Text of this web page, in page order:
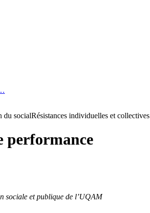
du socialRésistances individuelles et collectives
performance
sociale et publique de l’UQAM